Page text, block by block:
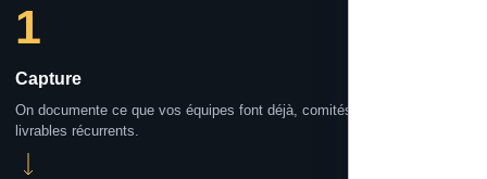
1
Capture
On documente ce que vos équipes font déjà, comités, analyses,
livrables récurrents.